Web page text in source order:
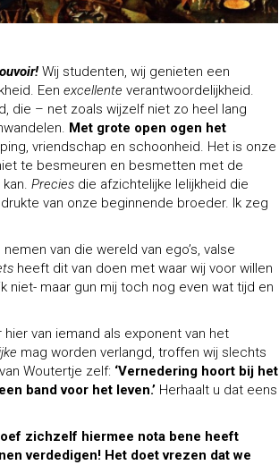
Wij studenten, wij genieten een
Een excellente verantwoordelijkheid.
die – net zoals wijzelf niet zo heel lang
Met grote open ogen het
vriendschap en schoonheid. Het is onze
te besmeuren en besmetten met de
Precies die afzichtelijke lelijkheid die
van onze beginnende broeder. Ik zeg
van die wereld van ego’s, valse
heeft dit van doen met waar wij voor willen
niet- maar gun mij toch nog even wat tijd en
van iemand als exponent van het
mag worden verlangd, troffen wij slechts
Woutertje zelf: ‘Vernedering hoort bij het
band voor het leven.’ Herhaalt u dat eens
zichzelf hiermee nota bene heeft
verdedigen! Het doet vrezen dat we